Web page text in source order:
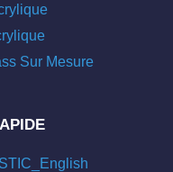
Sur Mesure